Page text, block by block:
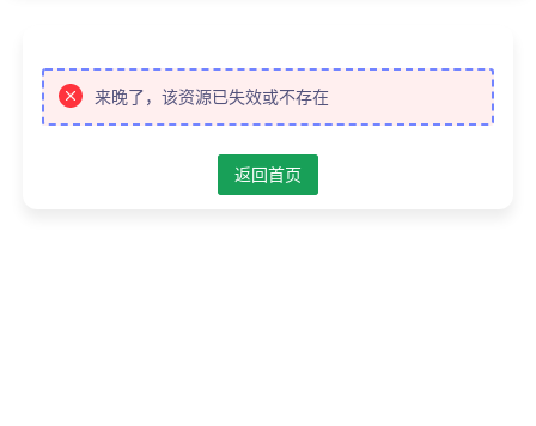
来晚了，该资源已失效或不存在
返回首页